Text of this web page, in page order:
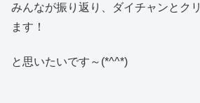
みんなが振り返り、ダイチャンとク
ます！
と思いたいです～(*^^*)